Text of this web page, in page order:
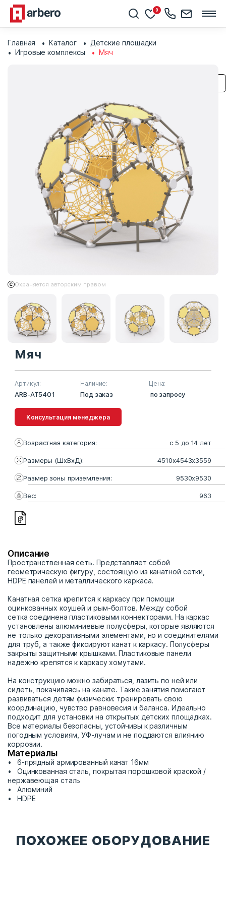
0
Главная Каталог
Детские площадки
Игровые комплексы
Мяч
Охраняется авторским правом
Мяч
Артикул:
ARB-AT5401
Наличие:
Под заказ
Цена:
по запросу
Консультация менеджера
Возрастная категория: с 5 до 14 лет
Размеры (ШхВхД): 4510х4543х3559
Размер зоны приземления: 9530х9530
Вес: 963
Описание
Пространственная сеть. Представляет собой
геометрическую фигуру, состоящую из канатной сетки,
HDPE панелей и металлического каркаса.
Канатная сетка крепится к каркасу при помощи
оцинкованных коушей и рым-болтов. Между собой
сетка соединена пластиковыми коннекторами. На каркас
установлены алюминиевые полусферы, которые являются
не только декоративными элементами, но и соединителями
для труб, а также фиксируют канат к каркасу. Полусферы
закрыты защитными крышками. Пластиковые панели
надежно крепятся к каркасу хомутами.
На конструкцию можно забираться, лазить по ней или
сидеть, покачиваясь на канате. Такие занятия помогают
развиваться детям физически: тренировать свою
координацию, чувство равновесия и баланса. Идеально
подходит для установки на открытых детских площадках.
Все материалы безопасны, устойчивы к различным
погодным условиям, УФ-лучам и не поддаются влиянию
коррозии.
Материалы
6-прядный армированный канат 16мм
Оцинкованная сталь, покрытая порошковой краской /
нержавеющая сталь
Алюминий
HDPE
ПОХОЖЕЕ ОБОРУДОВАНИЕ